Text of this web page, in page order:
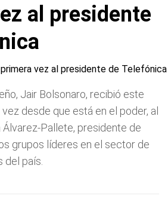
al presidente
Jair Bolsonaro, recibió este
desde que está en el poder, al
Pallete, presidente de
grupos líderes en el sector de
país.